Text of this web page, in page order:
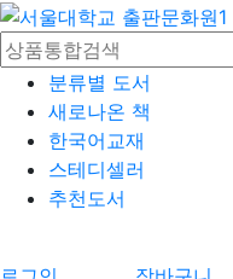
분류별 도서
새로나온 책
한국어교재
스테디셀러
추천도서